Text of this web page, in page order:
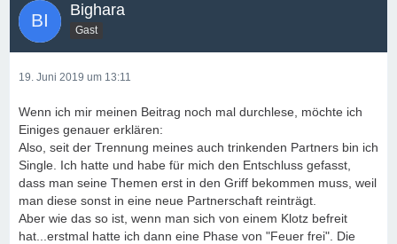
Bighara
Gast
19. Juni 2019 um 13:11
Wenn ich mir meinen Beitrag noch mal durchlese, möchte ich
Einiges genauer erklären:
Also, seit der Trennung meines auch trinkenden Partners bin ich
Single. Ich hatte und habe für mich den Entschluss gefasst,
dass man seine Themen erst in den Griff bekommen muss, weil
man diese sonst in eine neue Partnerschaft reinträgt.
Aber wie das so ist, wenn man sich von einem Klotz befreit
hat...erstmal hatte ich dann eine Phase von "Feuer frei". Die